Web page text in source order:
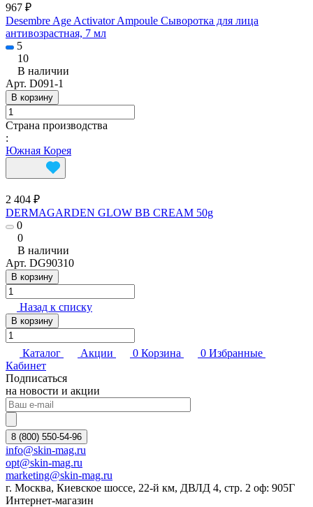
967 ₽
Desembre Age Activator Ampoule Сыворотка для лица
антивозрастная, 7 мл
5
10
В наличии
Арт. D091-1
В корзину
Страна производства
:
Южная Корея
2 404 ₽
DERMAGARDEN GLOW BB CREAM 50g
0
0
В наличии
Арт. DG90310
В корзину
Назад к списку
В корзину
Каталог Акции 0 Корзина 0 Избранные
Кабинет
Подписаться
на новости и акции
8 (800) 550-54-96
info@skin-mag.ru
opt@skin-mag.ru
marketing@skin-mag.ru
г. Москва, Киевское шоссе, 22-й км, ДВЛД 4, стр. 2 оф: 905Г
Интернет-магазин